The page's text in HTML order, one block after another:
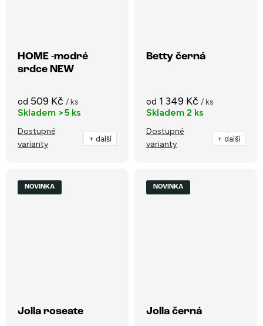
HOME -modré
srdce NEW
od 509 Kč / ks
Skladem >5 ks
Dostupné
varianty
+ další
Betty černá
od 1 349 Kč / ks
Skladem 2 ks
Dostupné
varianty
+ další
NOVINKA
Jolla roseate
NOVINKA
Jolla černá